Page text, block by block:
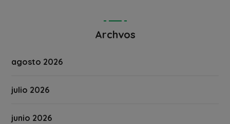
Archvos
agosto 2026
julio 2026
junio 2026